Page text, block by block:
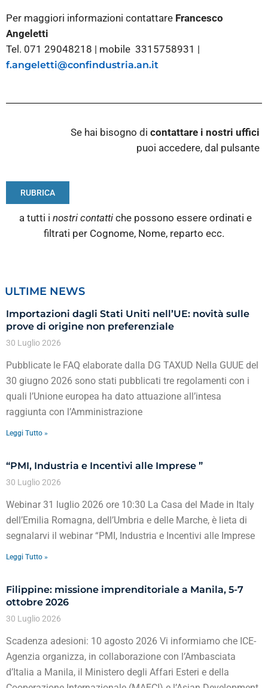
Per maggiori informazioni contattare Francesco
Angeletti
Tel. 071 29048218 | mobile 3315758931 |
f.angeletti@confindustria.an.it
Se hai bisogno di contattare i nostri uffici
puoi accedere, dal pulsante
RUBRICA
a tutti i nostri contatti che possono essere ordinati e
filtrati per Cognome, Nome, reparto ecc.
ULTIME NEWS
Importazioni dagli Stati Uniti nell’UE: novità sulle
prove di origine non preferenziale
30 Luglio 2026
Pubblicate le FAQ elaborate dalla DG TAXUD Nella GUUE del
30 giugno 2026 sono stati pubblicati tre regolamenti con i
quali l’Unione europea ha dato attuazione all’intesa
raggiunta con l’Amministrazione
Leggi Tutto »
“PMI, Industria e Incentivi alle Imprese ”
30 Luglio 2026
Webinar 31 luglio 2026 ore 10:30 La Casa del Made in Italy
dell’Emilia Romagna, dell’Umbria e delle Marche, è lieta di
segnalarvi il webinar “PMI, Industria e Incentivi alle Imprese
Leggi Tutto »
Filippine: missione imprenditoriale a Manila, 5-7
ottobre 2026
30 Luglio 2026
Scadenza adesioni: 10 agosto 2026 Vi informiamo che ICE-
Agenzia organizza, in collaborazione con l’Ambasciata
d’Italia a Manila, il Ministero degli Affari Esteri e della